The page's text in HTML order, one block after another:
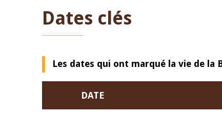
Dates clés
Les dates qui ont marqué la vie de la
DATE